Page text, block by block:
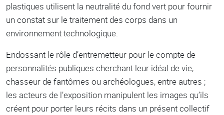
plastiques utilisent la neutralité du fond vert pour fournir
un constat sur le traitement des corps dans un
environnement technologique.
Endossant le rôle d’entremetteur pour le compte de
personnalités publiques cherchant leur idéal de vie,
chasseur de fantômes ou archéologues, entre autres ;
les acteurs de l’exposition manipulent les images qu’ils
créent pour porter leurs récits dans un présent collectif